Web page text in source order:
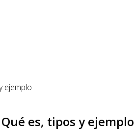
es, tipos y ejemplo